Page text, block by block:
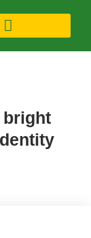
bright